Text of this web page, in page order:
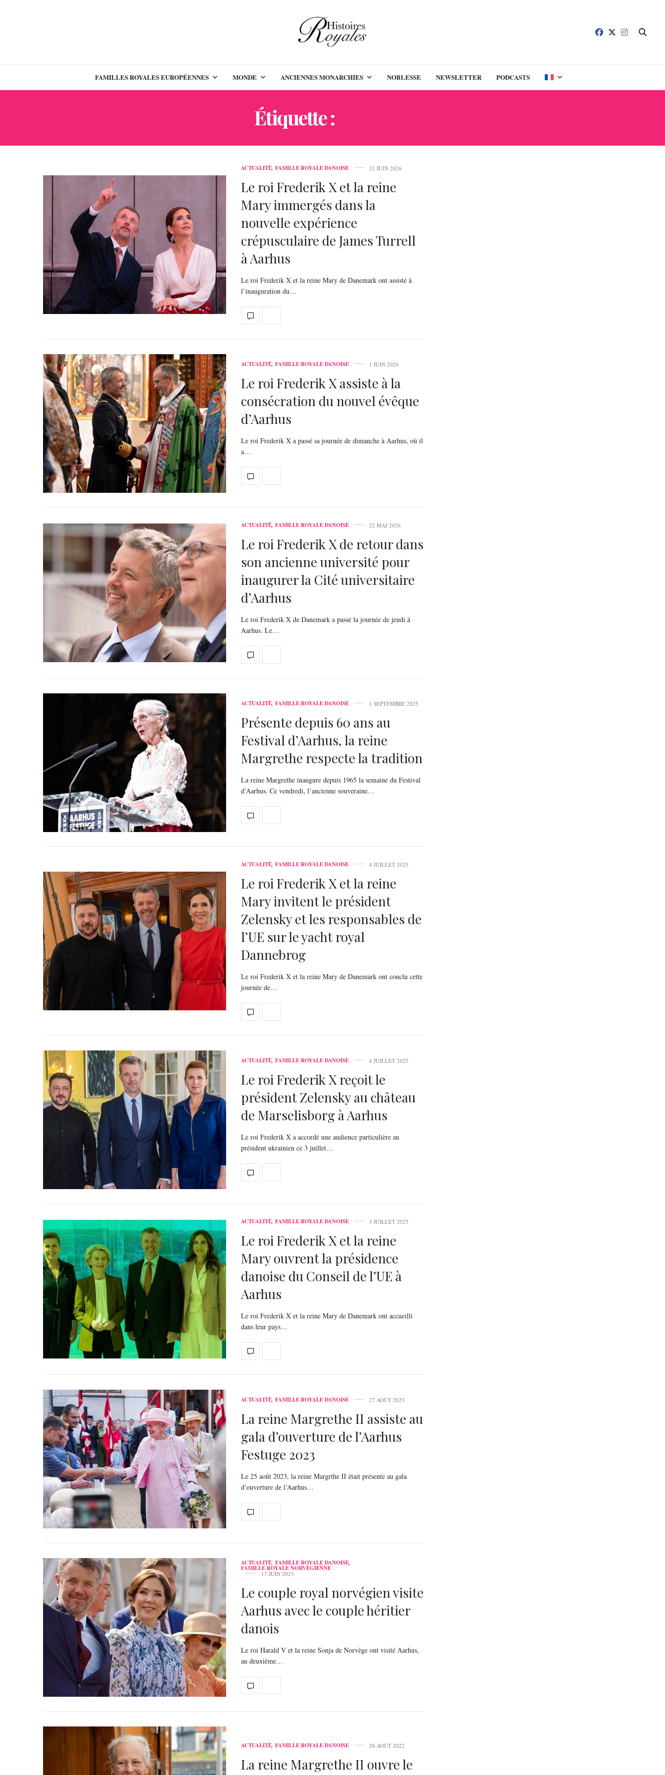
FAMILLES ROYALES EUROPÉENNES MONDE ANCIENNES MONARCHIES NOBLESSE NEWSLETTER PODCASTS
Étiquette :
ACTUALITÉ, FAMILLE ROYALE DANOISE 21 JUIN 2026
Le roi Frederik X et la reine
Mary immergés dans la
nouvelle expérience
crépusculaire de James Turrell
à Aarhus
Le roi Frederik X et la reine Mary de Danemark ont assisté à
l’inauguration du…
ACTUALITÉ, FAMILLE ROYALE DANOISE 1 JUIN 2026
Le roi Frederik X assiste à la
consécration du nouvel évêque
d’Aarhus
Le roi Frederik X a passé sa journée de dimanche à Aarhus, où il
a…
ACTUALITÉ, FAMILLE ROYALE DANOISE 22 MAI 2026
Le roi Frederik X de retour dans
son ancienne université pour
inaugurer la Cité universitaire
d’Aarhus
Le roi Frederik X de Danemark a passé la journée de jeudi à
Aarhus. Le…
ACTUALITÉ, FAMILLE ROYALE DANOISE 1 SEPTEMBRE 2025
Présente depuis 60 ans au
Festival d’Aarhus, la reine
Margrethe respecte la tradition
La reine Margrethe inaugure depuis 1965 la semaine du Festival
d’Aarhus. Ce vendredi, l’ancienne souveraine…
ACTUALITÉ, FAMILLE ROYALE DANOISE 4 JUILLET 2025
Le roi Frederik X et la reine
Mary invitent le président
Zelensky et les responsables de
l’UE sur le yacht royal
Dannebrog
Le roi Frederik X et la reine Mary de Danemark ont conclu cette
journée de…
ACTUALITÉ, FAMILLE ROYALE DANOISE 4 JUILLET 2025
Le roi Frederik X reçoit le
président Zelensky au château
de Marselisborg à Aarhus
Le roi Frederik X a accordé une audience particulière au
président ukrainien ce 3 juillet…
ACTUALITÉ, FAMILLE ROYALE DANOISE 3 JUILLET 2025
Le roi Frederik X et la reine
Mary ouvrent la présidence
danoise du Conseil de l’UE à
Aarhus
Le roi Frederik X et la reine Mary de Danemark ont accueilli
dans leur pays…
ACTUALITÉ, FAMILLE ROYALE DANOISE 27 AOÛT 2023
La reine Margrethe II assiste au
gala d’ouverture de l’Aarhus
Festuge 2023
Le 25 août 2023, la reine Margrthe II était présente au gala
d’ouverture de l’Aarhus…
ACTUALITÉ, FAMILLE ROYALE DANOISE,
FAMILLE ROYALE NORVÉGIENNE
17 JUIN 2023
Le couple royal norvégien visite
Aarhus avec le couple héritier
danois
Le roi Harald V et la reine Sonja de Norvège ont visité Aarhus,
au deuxième…
ACTUALITÉ, FAMILLE ROYALE DANOISE 28 AOÛT 2022
La reine Margrethe II ouvre le